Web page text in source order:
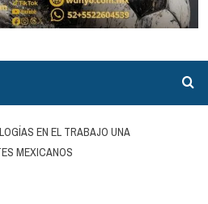
EN EL TRABAJO UNA
MEXICANOS